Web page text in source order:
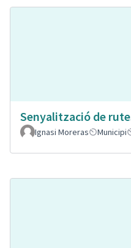
Senyalització de
Ignasi Moreras
Municipi